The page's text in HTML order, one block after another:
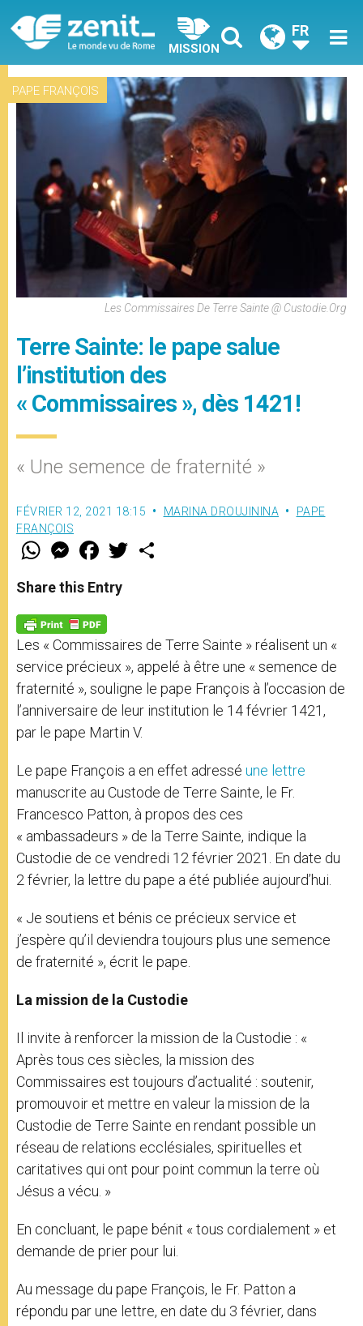
MISSION
FR
PAPE FRANÇOIS
Les Commissaires De Terre Sainte @ Custodie.org
Terre Sainte: le pape salue
l’institution des
« Commissaires », dès 1421!
« Une semence de fraternité »
FÉVRIER 12, 2021 18:15 MARINA DROUJININA
PAPE
FRANÇOIS
W
t
s
p
p
M
e
s
e
g
e
r
F
a
e
b
o
k
w
Share this Entry
Les « Commissaires de Terre Sainte » réalisent un «
service précieux », appelé à être une « semence de
fraternité », souligne le pape François à l’occasion de
l’anniversaire de leur institution le 14 février 1421,
par le pape Martin V.
Le pape François a en effet adressé une lettre
manuscrite au Custode de Terre Sainte, le Fr.
Francesco Patton, à propos des ces
« ambassadeurs » de la Terre Sainte, indique la
Custodie de ce vendredi 12 février 2021. En date du
2 février, la lettre du pape a été publiée aujourd’hui.
« Je soutiens et bénis ce précieux service et
j’espère qu’il deviendra toujours plus une semence
de fraternité », écrit le pape.
La mission de la Custodie
Il invite à renforcer la mission de la Custodie : «
Après tous ces siècles, la mission des
Commissaires est toujours d’actualité : soutenir,
promouvoir et mettre en valeur la mission de la
Custodie de Terre Sainte en rendant possible un
réseau de relations ecclésiales, spirituelles et
caritatives qui ont pour point commun la terre où
Jésus a vécu. »
En concluant, le pape bénit « tous cordialement » et
demande de prier pour lui.
Au message du pape François, le Fr. Patton a
répondu par une lettre, en date du 3 février, dans